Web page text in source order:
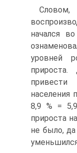
начался
уровней
прироста.
населения
8,9 % = 5,9
прироста
не было,